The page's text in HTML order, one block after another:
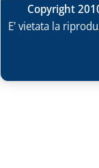
Copyright
E' vietata la